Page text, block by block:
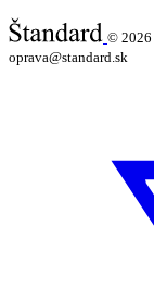
© 2026
oprava@standard.sk